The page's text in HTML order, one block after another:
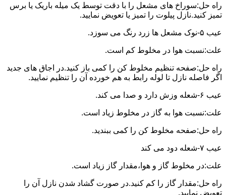
راه حل:سوراخ های مشعل را با دقت توسط یک میله باریک یا برس
تمیز کنید.نازل پیلوت را تمیز یا تعویض نمایید.
عیب ۵-نوک مشعل ها زرد رنگ می سوزد.
علت:نسبت هوا در مخلوط کم است.
راه حل:صفحه تنظیم مخلوط کن را کمی باز کنید.در اجاق های جدید
اگر فاصله نازل تا لوله رابط به هم خورده آن را تنظیم نمایید.
عیب ۶-شعله وزش دارد و صدا می کند.
علت:نسبت هوا به گاز در مخلوط زیاد است.
راه حل:صفحه مخلوط کن را کمی ببندید.
عیب ۷-شعله دود می کند
علت:در مخلوط گاز و هوا،مقدار گاز زیاد است.
راه حل:مقدار گاز را کم کنید.در صورت گشاد شدن نازل آن را
تعویض نمایید.